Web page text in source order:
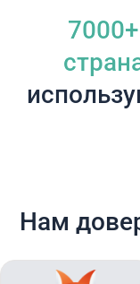
7000+
Нам